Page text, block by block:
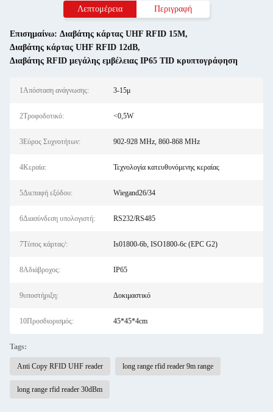
Λεπτομέρεια Περιγραφή
Επισημαίνω: Διαβάτης κάρτας UHF RFID 15M,
Διαβάτης κάρτας UHF RFID 12dB,
Διαβάτης RFID μεγάλης εμβέλειας IP65 TID κρυπτογράφηση
1Απόσταση ανάγνωσης: 3-15μ
2Τροφοδοτικό: <0,5W
3Εύρος Συχνοτήτων: 902-928 MHz, 860-868 MHz
4Κεραία: Τεχνολογία κατευθυνόμενης κεραίας
5Διεπαφή εξόδου: Wiegand26/34
6Διασύνδεση υπολογιστή: RS232/RS485
7Τύπος κάρτας/: Is01800-6b, ISO1800-6c (EPC G2)
8Αδιάβροχος: IP65
9υποστήριξη: Δοκιμαστικό
10Προσδιορισμός: 45*45*4cm
Tags:
Anti Copy RFID UHF reader long range rfid reader 9m range
long range rfid reader 30dBm